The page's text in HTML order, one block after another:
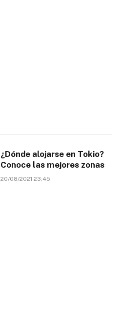
¿Dónde alojarse en Tokio?
Conoce las mejores zonas
20/08/2021 23:45